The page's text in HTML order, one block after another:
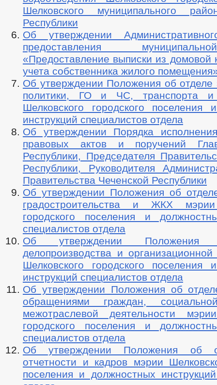
Шелковского муниципального
Республики
Об утверждении
предоставления
«Предоставление выписки из домовой
учета собственника жилого
Об утверждении Положения об отделе
политики, ГО и ЧС, транспорта и
Шелковского городского поселения
инструкций специалистов отдела
Об утверждении Порядка
правовых актов и поручений
Республики, Председателя
Республики, Руководителя
Правительства Чеченской Республики
Об утверждении Положения об
градостроительства и ЖКХ мэрии
городского поселения и
специалистов отдела
Об утверждении
делопроизводства и
Шелковского городского поселения
инструкций специалистов отдела
Об утверждении Положения об
обращениями граждан,
межотраслевой деятельности
городского поселения и
специалистов отдела
Об утверждении Положения об
отчетности и кадров мэрии
поселения и должностных